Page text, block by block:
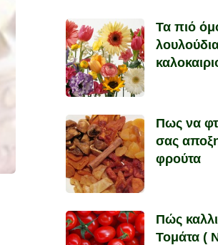
Τα πιό
Πως να
σας
φρούτα
Πώς
Τομάτα (